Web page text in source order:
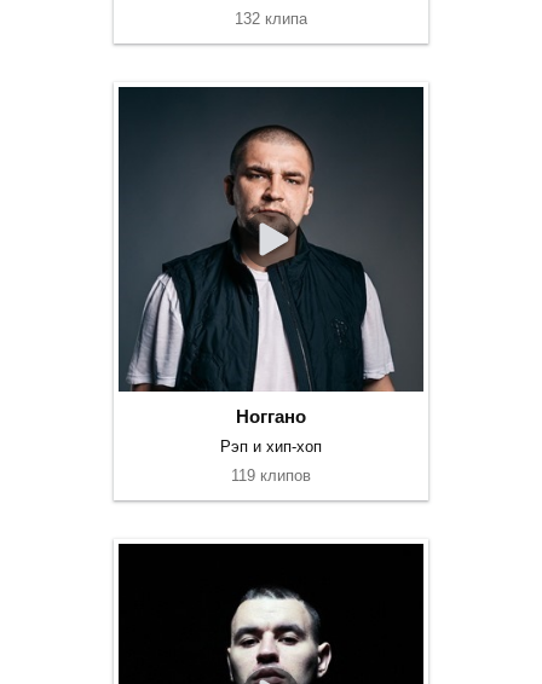
132 клипа
Ноггано
Рэп и хип-хоп
119 клипов